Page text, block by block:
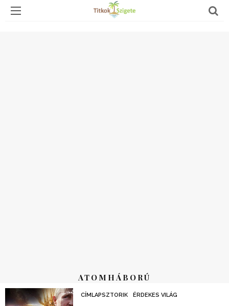
ATOMHÁBORÚ
CÍMLAPSZTORIK ÉRDEKES VILÁG